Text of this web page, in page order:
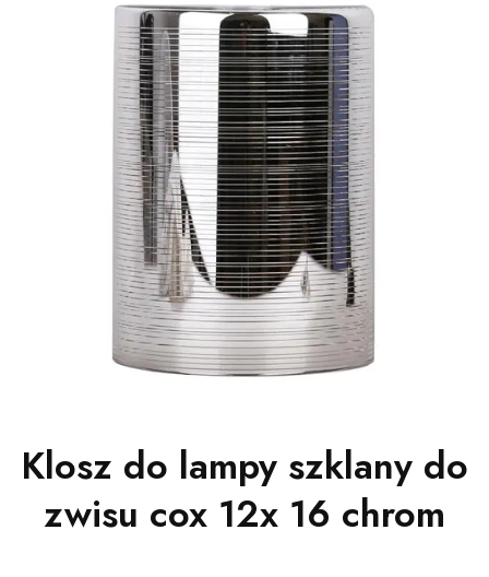
Klosz do lampy szklany do
zwisu cox 12x 16 chrom